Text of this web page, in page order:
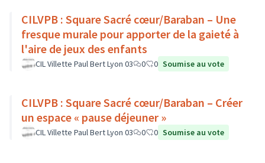
CILVPB : Square Sacré cœur/Baraban – Une
fresque murale pour apporter de la gaieté à
l'aire de jeux des enfants
CIL Villette Paul Bert Lyon 03 0 0 Soumise au vote
CILVPB : Square Sacré cœur/Baraban – Créer
un espace « pause déjeuner »
CIL Villette Paul Bert Lyon 03 0 0 Soumise au vote